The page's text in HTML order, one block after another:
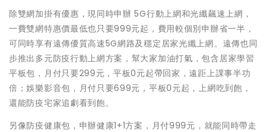
除雙網加掛有優惠，現同時申辦 5G行動上網和光纖飆速上網，
一費雙網特惠價最低也只要999元起，費用較個別申辦省一半，
可同時享有遠傳優質高速5G網路及穩定居家光纖上網。遠傳也同
步推出多元防疫行動上網方案，幫大家加油打氣，包含居家學習
平板包，月付只要299元，平板0元起帶回家，遠距上課事半功
倍；娛樂影音包，月付只要699元，平板0元起，上網吃到飽，
還能防疫宅家追劇看到飽。
另像防疫健康包，申辦健康1+1方案，月付999元，就能同時帶走